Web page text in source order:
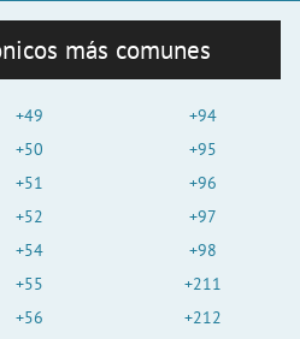
más comunes
+49
+50
+51
+52
+54
+55
+56
+94
+95
+96
+97
+98
+211
+212